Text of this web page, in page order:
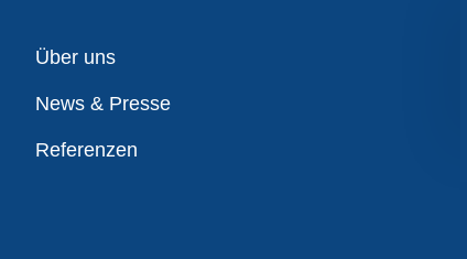
Übersicht
Über uns
News & Presse
Referenzen